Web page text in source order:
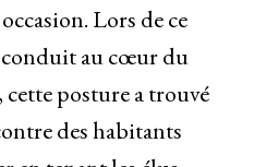
Lors de ce
conduit au cœur du
posture a trouvé
des habitants